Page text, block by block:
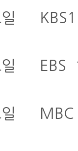
KBS1
EBS
MBC